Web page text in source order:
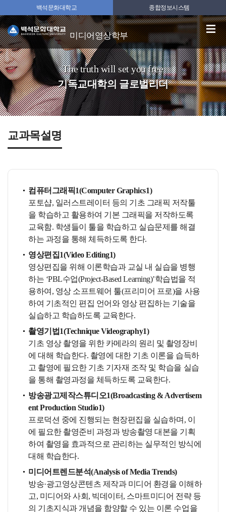
백석문화대학교 종합정보시스템
미디어영상학부
The truth will set you free
기독교대학의 글로벌리더
교과목설명
컴퓨터그래픽1(Computer Graphics1)
포토샵, 일러스트레이터 등의 기초 그래픽 저작툴
을 학습하고 활용하여 기본 그래픽을 저작하도록
교육함. 학생들이 툴을 학습하고 실습문제를 해결
하는 과정을 통해 체득하도록 한다.
영상편집1(Video Editing1)
영상편집을 위해 이론학습과 교실 내 실습을 병행
하는 ‘PBL수업(Project-Based Learning)’학습법을 적
용하여, 영상 소프트웨어 툴(프리미어 프로)을 사용
하여 기초적인 편집 언어와 영상 편집하는 기술을
실습하고 학습하도록 교육한다.
촬영기법1(Technique Videography1)
기초 영상 촬영을 위한 카메라의 원리 및 촬영장비
에 대해 학습한다. 촬영에 대한 기초 이론을 습득하
고 촬영에 필요한 기초 기자재 조작 및 학습을 실습
을 통해 촬영과정을 체득하도록 교육한다.
방송광고제작스튜디오1(Broadcasting & Advertisem
ent Production Studio1)
프로덕션 중에 진행되는 현장편집을 실습하며, 이
에 필요한 촬영준비 과정과 방송촬영 대본을 기획
하여 촬영을 효과적으로 관리하는 실무적인 방식에
대해 학습한다.
미디어트렌드분석(Analysis of Media Trends)
방송·광고영상콘텐츠 제작과 미디어 환경을 이해하
고, 미디어와 사회, 빅데이터, 스마트미디어 전략 등
의 기초지식과 개념을 함양할 수 있는 이론 수업을